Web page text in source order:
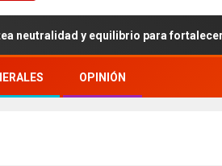
y equilibrio para fortalecer el
OPINIÓN